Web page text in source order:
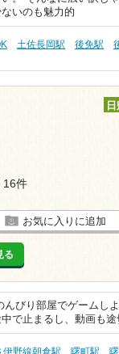
いのも魅力的
土佐長岡駅 後免駅
16件
お気に入りに追加
る
びり部屋でゲームし
で止まるし、動画も
伊野線朝倉駅 曙町駅